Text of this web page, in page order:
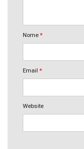
Nome *
Email *
Website